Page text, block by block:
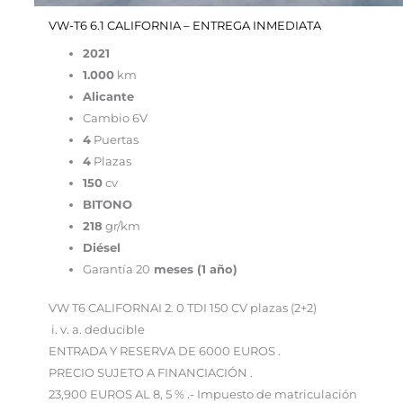
VW-T6 6.1 CALIFORNIA – ENTREGA INMEDIATA
2021
1.000km
Alicante
Cambio 6V
4Puertas
4Plazas
150cv
BITONO
218 gr/km
Diésel
Garantía 20 meses (1 año)
VW T6 CALIFORNAI 2. 0 TDI 150 CV plazas (2+2)
i. v. a. deducible
ENTRADA Y RESERVA DE 6000 EUROS .
PRECIO SUJETO A FINANCIACIÓN .
23,900 EUROS AL 8, 5 % .- Impuesto de matriculación